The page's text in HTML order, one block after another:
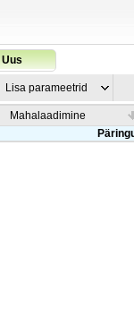
Uus
Lisa parameetrid
Mahalaadimine